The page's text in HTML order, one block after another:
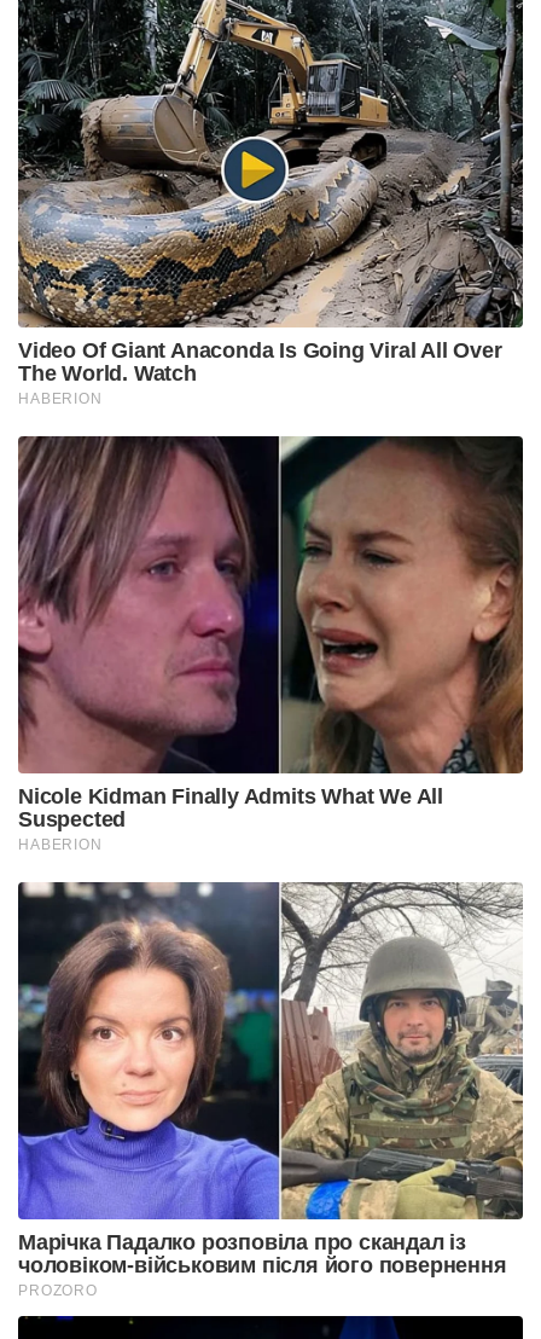
Video Of Giant Anaconda Is Going Viral All Over
The World. Watch
HABERION
Nicole Kidman Finally Admits What We All
Suspected
HABERION
Марічка Падалко розповіла про скандал із
чоловіком-військовим після його повернення
PROZORO